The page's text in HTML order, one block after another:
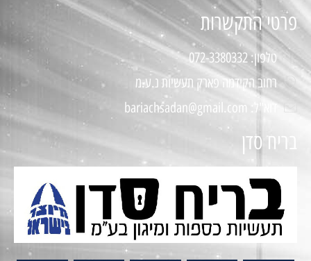
פרטי התקשרות
טלפון: 072-3380332
רחוב הקידמה פארק תעשיות נ.ע.מ
דוא"ל: bariachsadan@gmail.com
בריח סדן